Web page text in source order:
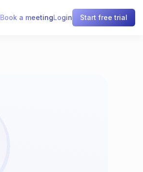
Book a meetingLogin Start free trial